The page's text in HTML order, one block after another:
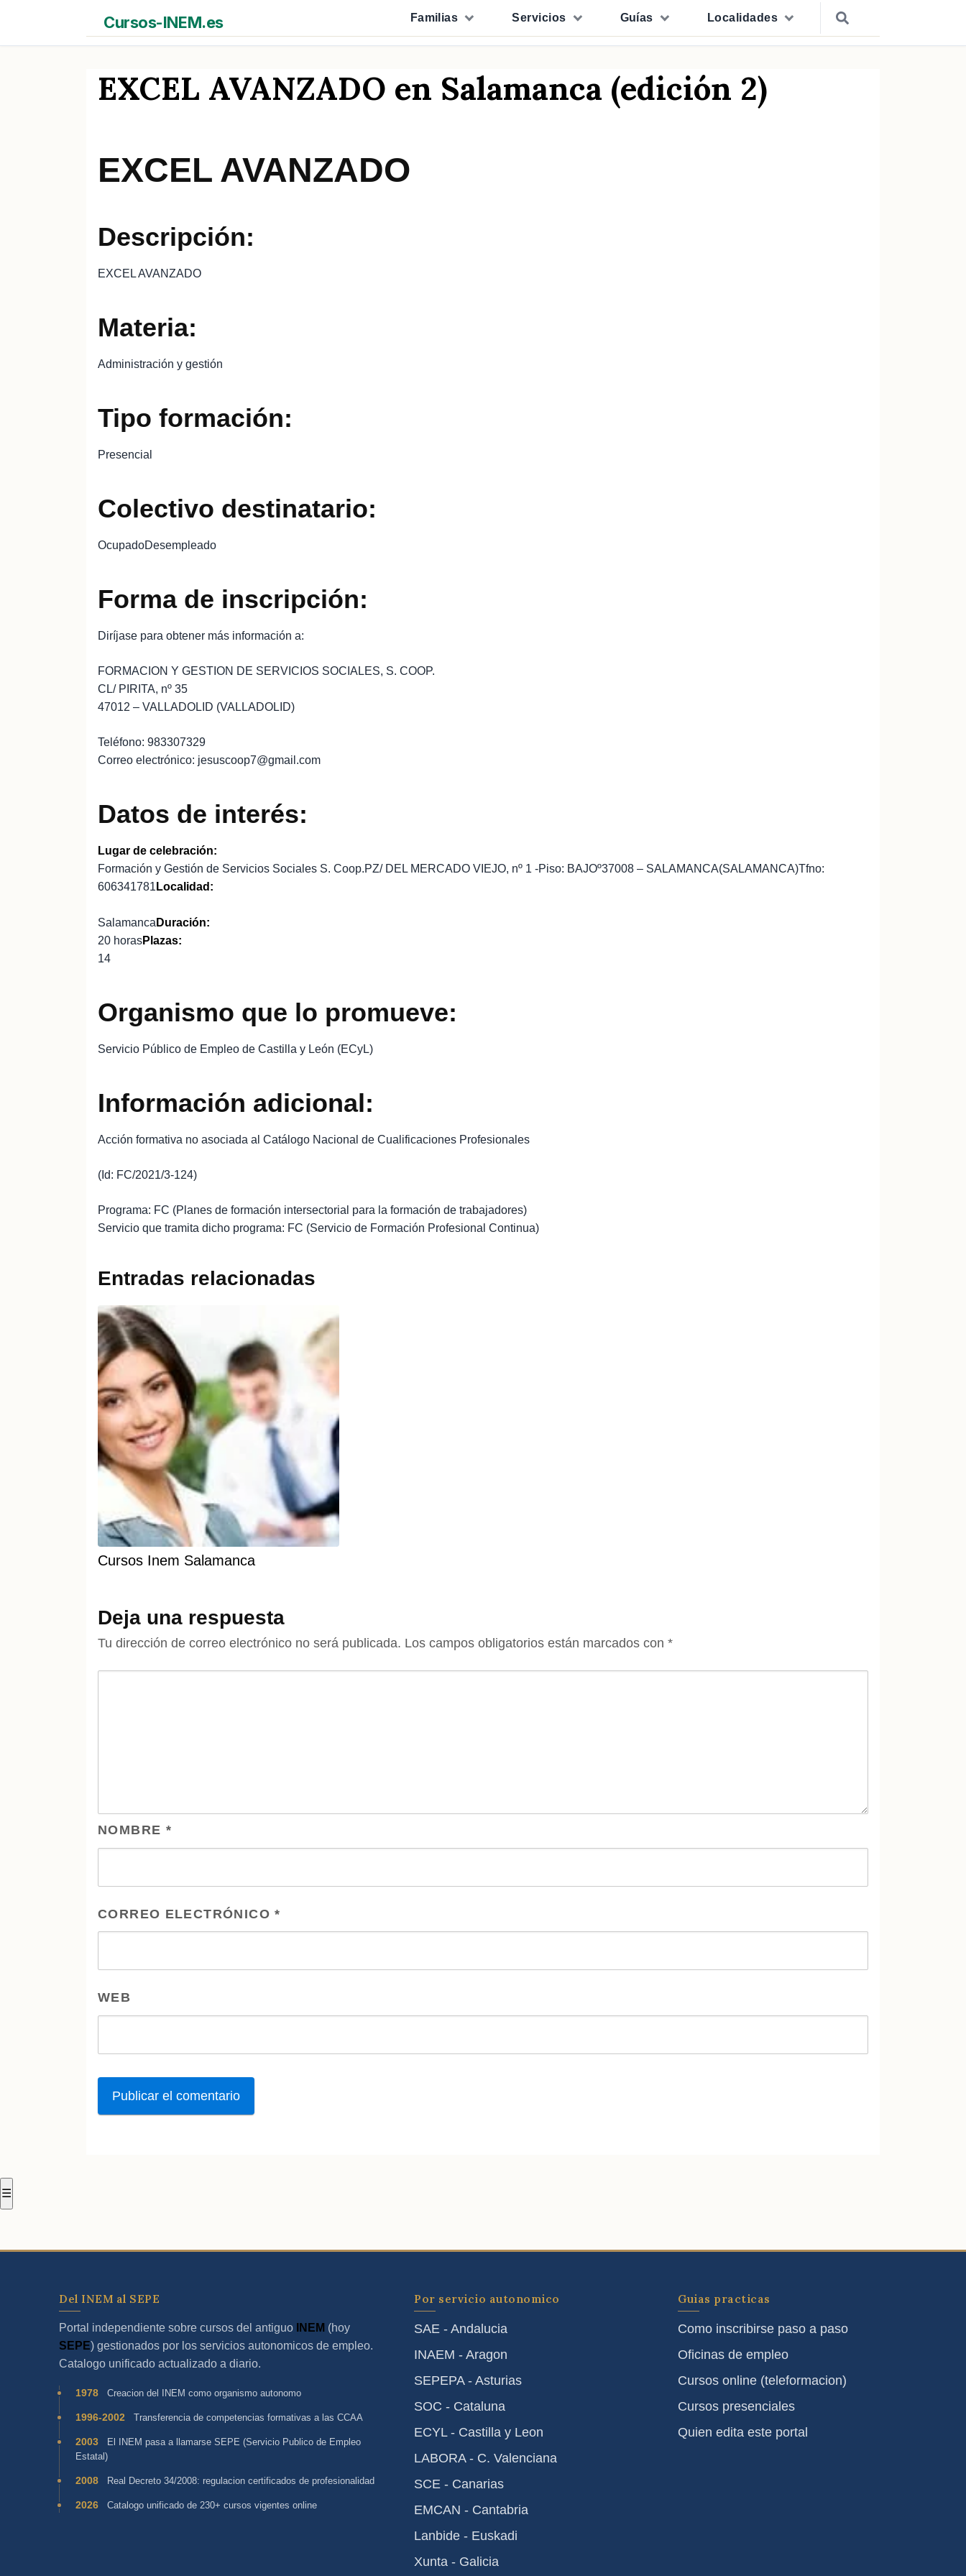
Cursos-INEM.es Familias Servicios Guías Localidades
EXCEL AVANZADO en Salamanca (edición 2)
EXCEL AVANZADO
Descripción:
EXCEL AVANZADO
Materia:
Administración y gestión
Tipo formación:
Presencial
Colectivo destinatario:
OcupadoDesempleado
Forma de inscripción:
Diríjase para obtener más información a:
FORMACION Y GESTION DE SERVICIOS SOCIALES, S. COOP.
CL/ PIRITA, nº 35
47012 – VALLADOLID (VALLADOLID)
Teléfono: 983307329
Correo electrónico: jesuscoop7@gmail.com
Datos de interés:
Lugar de celebración:
Formación y Gestión de Servicios Sociales S. Coop.PZ/ DEL MERCADO VIEJO, nº 1 -Piso: BAJOº37008 – SALAMANCA(SALAMANCA)Tfno:
606341781 Localidad:
Salamanca Duración:
20 horasPlazas:
14
Organismo que lo promueve:
Servicio Público de Empleo de Castilla y León (ECyL)
Información adicional:
Acción formativa no asociada al Catálogo Nacional de Cualificaciones Profesionales
(Id: FC/2021/3-124)
Programa: FC (Planes de formación intersectorial para la formación de trabajadores)
Servicio que tramita dicho programa: FC (Servicio de Formación Profesional Continua)
Entradas relacionadas
Cursos Inem Salamanca
Deja una respuesta
Tu dirección de correo electrónico no será publicada. Los campos obligatorios están marcados con *
NOMBRE *
CORREO ELECTRÓNICO*
WEB
☰
Del INEM al SEPE
Portal independiente sobre cursos del antiguo INEM (hoy
SEPE) gestionados por los servicios autonomicos de empleo.
Catalogo unificado actualizado a diario.
1978 Creacion del INEM como organismo autonomo
1996-2002 Transferencia de competencias formativas a las CCAA
2003
El INEM pasa a llamarse SEPE (Servicio Publico de Empleo
Estatal)
2008 Real Decreto 34/2008: regulacion certificados de profesionalidad
2026 Catalogo unificado de 230+ cursos vigentes online
Por servicio autonomico
SAE - Andalucia
INAEM - Aragon
SEPEPA - Asturias
SOC - Cataluna
ECYL - Castilla y Leon
LABORA - C. Valenciana
SCE - Canarias
EMCAN - Cantabria
Lanbide - Euskadi
Xunta - Galicia
Guias practicas
Como inscribirse paso a paso
Oficinas de empleo
Cursos online (teleformacion)
Cursos presenciales
Quien edita este portal